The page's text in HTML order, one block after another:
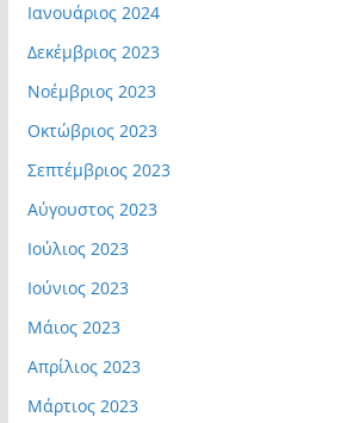
Ιανουάριος 2024
Δεκέμβριος 2023
Νοέμβριος 2023
Οκτώβριος 2023
Σεπτέμβριος 2023
Αύγουστος 2023
Ιούλιος 2023
Ιούνιος 2023
Μάιος 2023
Απρίλιος 2023
Μάρτιος 2023